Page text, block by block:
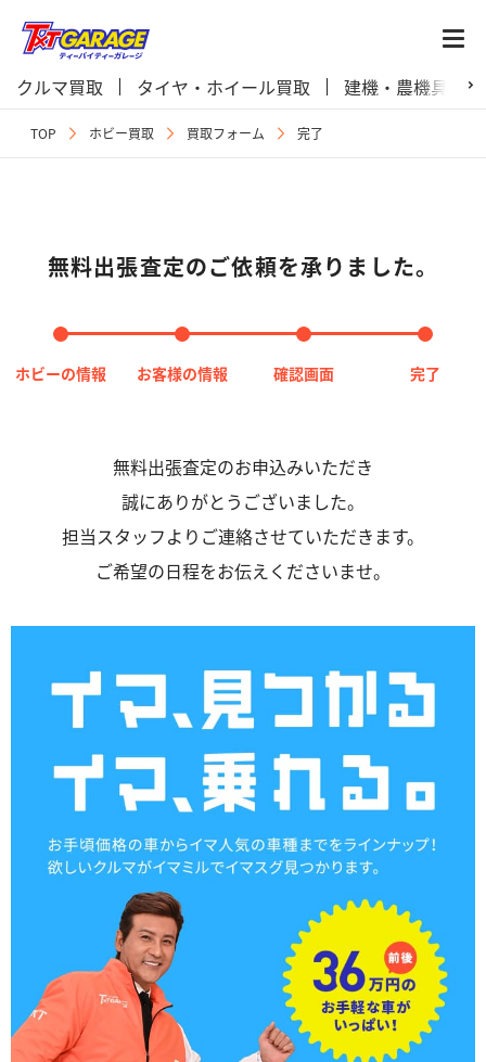
クルマ買取 タイヤ・ホイール買取 建機・農機具買取
TOP ホビー買取 買取フォーム 完了
無料出張査定のご依頼を承りました。
ホビーの情報 お客様の情報 確認画面 完了
無料出張査定のお申込みいただき
誠にありがとうございました。
担当スタッフよりご連絡させていただきます。
ご希望の日程をお伝えくださいませ。